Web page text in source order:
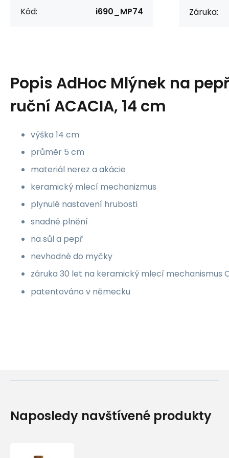
Kód: i690_MP74 Záruka:
Popis AdHoc Mlýnek na
ruční ACACIA, 14 cm
výška 14 cm
průměr 5 cm
materiál nerez a akácie
keramický mlecí mechanizmus
plynulé nastavení hrubosti
snadné plnění
na sůl a pepř
nevhodné do myčky
záruka 30 let na keramický mlecí mechanismus
patentováno v německu
Naposledy navštívené produkty